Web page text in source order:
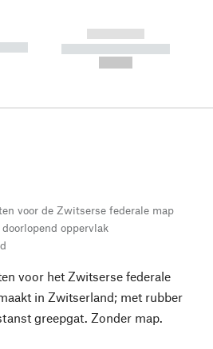
------------
----------- -----------
voor de Zwitserse federale map
oppervlak
voor het Zwitserse federale
in Zwitserland; met rubber
greepgat. Zonder map.